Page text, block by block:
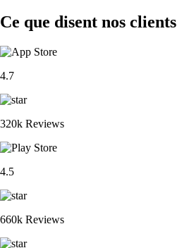
Ce que disent nos clients
4.7
320k Reviews
4.5
660k Reviews